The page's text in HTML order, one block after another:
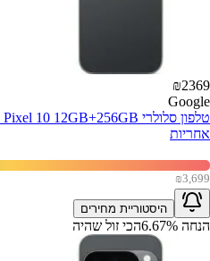
₪2369
Google
אחריות
₪3,699
היסטוריית מחירים
הנחה 6.67% הכי זול שהיה